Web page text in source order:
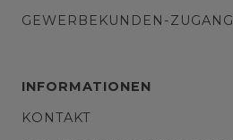
GEWERBEKUNDEN-ZUGANG
INFORMATIONEN
KONTAKT